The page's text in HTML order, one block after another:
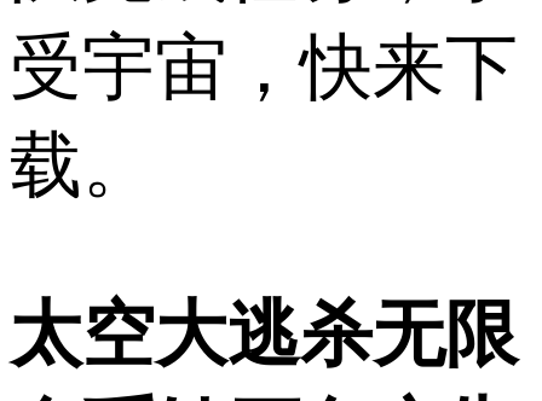
受宇宙，快来下
载。
太空大逃杀无限